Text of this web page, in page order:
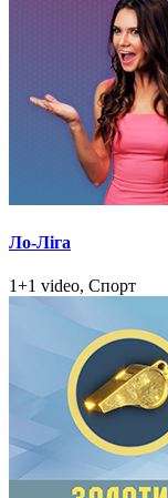
Ло-Ліга
1+1 video, Спорт